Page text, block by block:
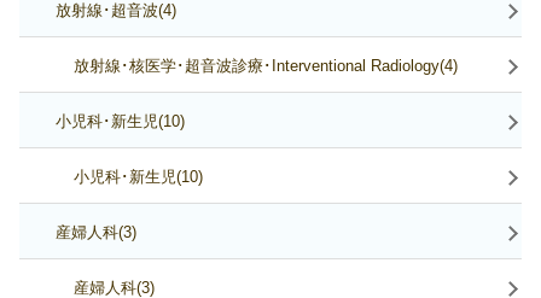
放射線･超音波(4)
放射線･核医学･超音波診療･Interventional Radiology(4)
小児科･新生児(10)
小児科･新生児(10)
産婦人科(3)
産婦人科(3)